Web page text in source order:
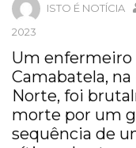
ISTO É NOTÍCIA
2023
Um enfermeiro
Camabatela,
Norte, foi
morte por um
sequência de